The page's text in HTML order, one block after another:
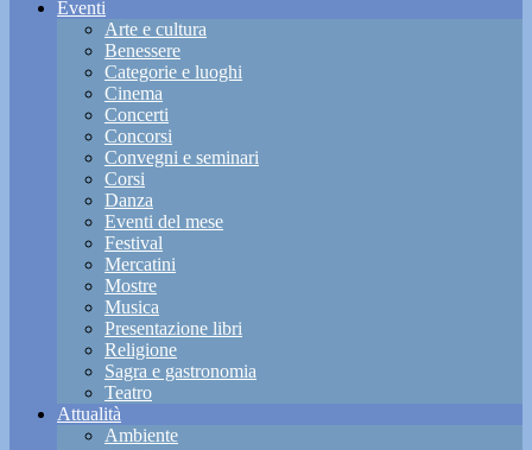
Eventi
Arte e cultura
Benessere
Categorie e luoghi
Cinema
Concerti
Concorsi
Convegni e seminari
Corsi
Danza
Eventi del mese
Festival
Mercatini
Mostre
Musica
Presentazione libri
Religione
Sagra e gastronomia
Teatro
Attualità
Ambiente